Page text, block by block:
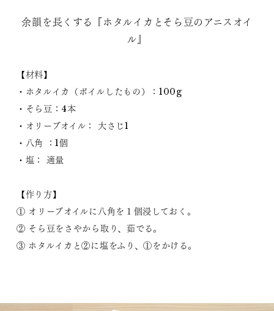
余韻を長くする『ホタルイカとそら豆のアニスオイ
ル』
【材料】
・ホタルイカ（ボイルしたもの）：100g
・そら豆：4本
・オリーブオイル： 大さじ1
・八角 ：1個
・塩： 適量
【作り方】
① オリーブオイルに八角を１個浸しておく。
② そら豆をさやから取り、茹でる。
③ ホタルイカと②に塩をふり、①をかける。